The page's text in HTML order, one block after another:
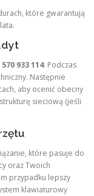
które gwarantują
570 933 114. Podczas
Następnie
aby ocenić obecny
sieciową (jeśli
które pasuje do
oraz Twoich
przypadku lepszy
klawiaturowy